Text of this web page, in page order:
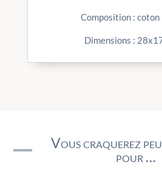
Composition :
Dimensions :
Vous craquerez
pour …